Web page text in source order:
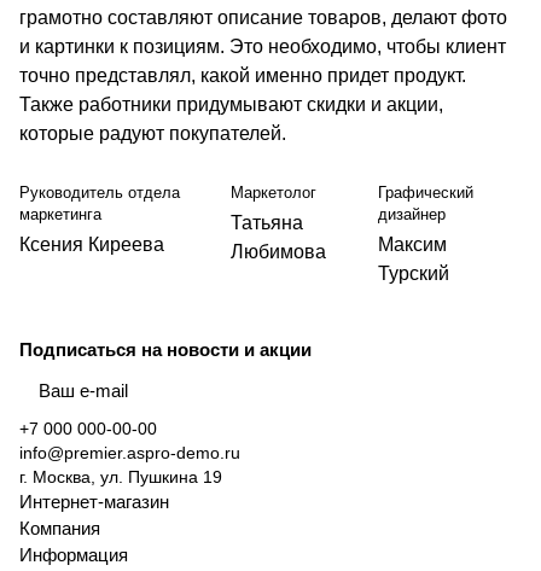
грамотно составляют описание товаров, делают фото
и картинки к позициям. Это необходимо, чтобы клиент
точно представлял, какой именно придет продукт.
Также работники придумывают скидки и акции,
которые радуют покупателей.
Руководитель отдела
маркетинга
Ксения Киреева
Маркетолог
Татьяна
Любимова
Графический
дизайнер
Максим
Турский
Подписаться на новости и акции
+7 000 000-00-00
info@premier.aspro-demo.ru
г. Москва, ул. Пушкина 19
Интернет-магазин
Компания
Информация